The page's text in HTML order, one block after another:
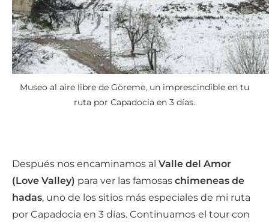
Museo al aire libre de Göreme, un imprescindible en tu
ruta por Capadocia en 3 días.
Después nos encaminamos al Valle del Amor
(Love Valley) para ver las famosas chimeneas de
hadas, uno de los sitios más especiales de mi ruta
por Capadocia en 3 días. Continuamos el tour con